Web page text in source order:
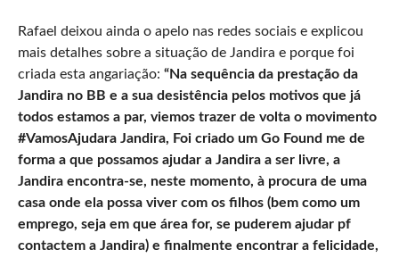
Rafael deixou ainda o apelo nas redes sociais e explicou
mais detalhes sobre a situação de Jandira e porque foi
criada esta angariação: “Na sequência da prestação da
Jandira no BB e a sua desistência pelos motivos que já
todos estamos a par, viemos trazer de volta o movimento
#VamosAjudara Jandira, Foi criado um Go Found me de
forma a que possamos ajudar a Jandira a ser livre, a
Jandira encontra-se, neste momento, à procura de uma
casa onde ela possa viver com os filhos (bem como um
emprego, seja em que área for, se puderem ajudar pf
contactem a Jandira) e finalmente encontrar a felicidade,